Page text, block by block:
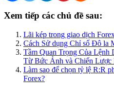
Xem tiếp các chủ đề sau:
Lãi kép trong giao dịch
Cách Sử dụng Chỉ số Đô la
Tầm Quan Trọng Của
Từ Bức Ảnh và Chiến Lược
Làm sao để chọn tỷ lệ R:R
Forex?